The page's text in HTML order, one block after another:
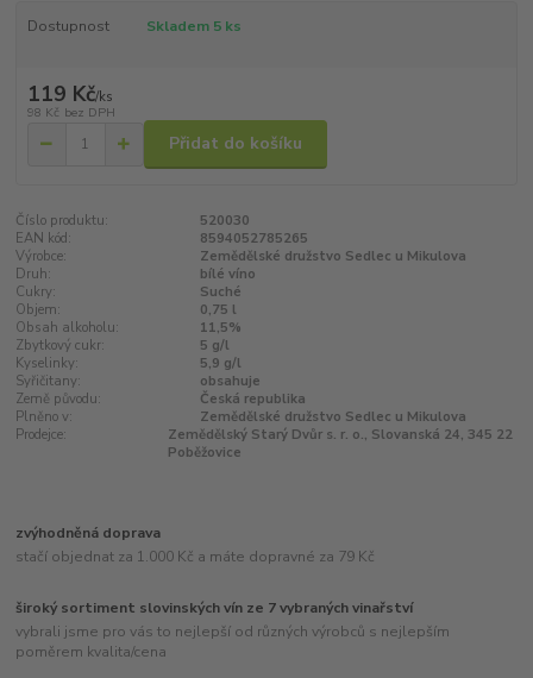
Dostupnost Skladem 5 ks
119 Kč/ks
98 Kč bez DPH
Přidat do košíku
Číslo produktu:
520030
EAN kód:
8594052785265
Výrobce:
Zemědělské družstvo Sedlec u Mikulova
Druh:
bílé víno
Cukry:
Suché
Objem:
0,75 l
Obsah alkoholu:
11,5%
Zbytkový cukr:
5 g/l
Kyselinky:
5,9 g/l
Syřičitany:
obsahuje
Země původu:
Česká republika
Plněno v:
Zemědělské družstvo Sedlec u Mikulova
Prodejce:
Zemědělský Starý Dvůr s. r. o., Slovanská 24, 345 22
Poběžovice
zvýhodněná doprava
stačí objednat za 1.000 Kč a máte dopravné za 79 Kč
široký sortiment slovinských vín ze 7 vybraných vinařství
vybrali jsme pro vás to nejlepší od různých výrobců s nejlepším
poměrem kvalita/cena